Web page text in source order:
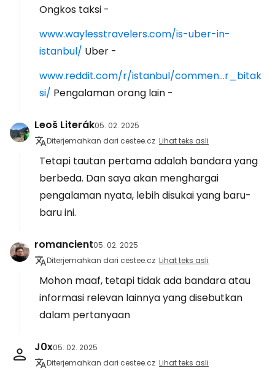
Ongkos taksi -
www.waylesstravelers.com/is-uber-in-
istanbul/ Uber -
www.reddit.com/r/istanbul/commen...r_bitak
si/ Pengalaman orang lain -
Leoš Literák05. 02. 2025
Diterjemahkan dari cestee.cz Lihat teks asli
Tetapi tautan pertama adalah bandara yang
berbeda. Dan saya akan menghargai
pengalaman nyata, lebih disukai yang baru-
baru ini.
romancient05. 02. 2025
Diterjemahkan dari cestee.cz Lihat teks asli
Mohon maaf, tetapi tidak ada bandara atau
informasi relevan lainnya yang disebutkan
dalam pertanyaan
J0x05. 02. 2025
Diterjemahkan dari cestee.cz Lihat teks asli